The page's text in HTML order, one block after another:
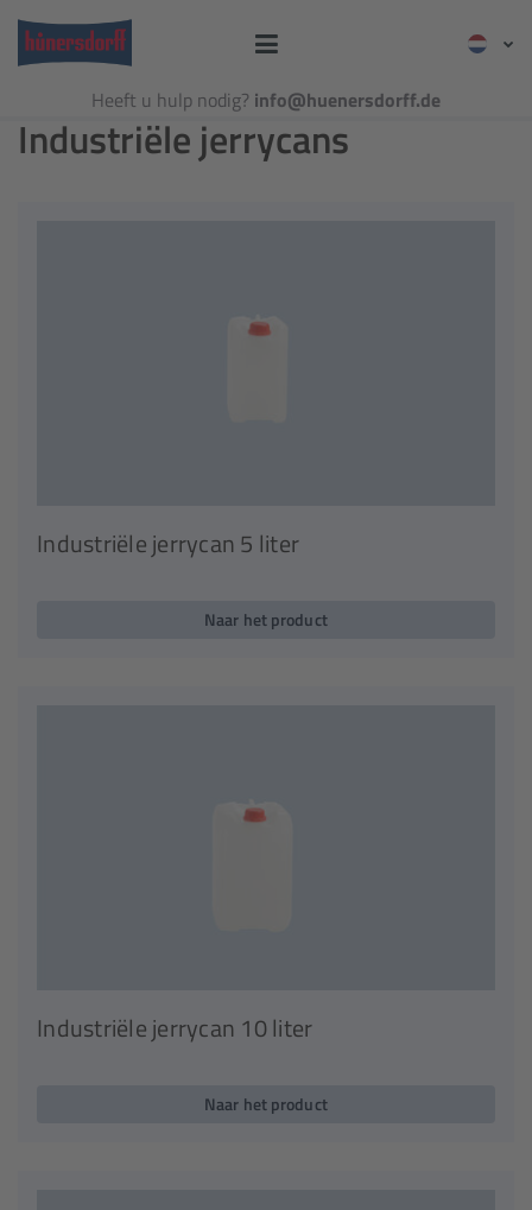
Heeft u hulp nodig? info@huenersdorff.de
Industriële jerrycans
Industriële jerrycan 5 liter
Naar het product
Industriële jerrycan 10 liter
Naar het product